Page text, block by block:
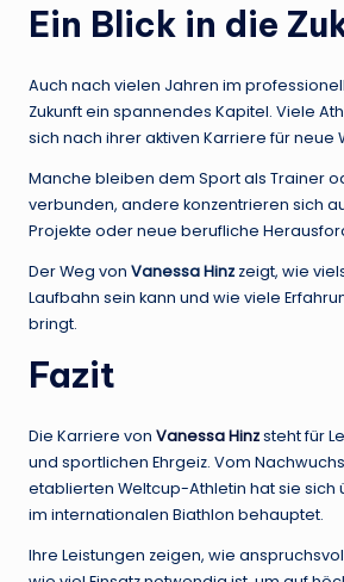
Ein Blick in die
Auch nach vielen Jahren im
Zukunft ein spannendes Kapitel. Viele
sich nach ihrer aktiven Karriere für neue
Manche bleiben dem Sport als Trainer
verbunden, andere konzentrieren sich
Projekte oder neue berufliche
Der Weg von Vanessa Hinz zeigt, wie
Laufbahn sein kann und wie viele
bringt.
Fazit
Die Karriere von Vanessa Hinzsteht für
und sportlichen Ehrgeiz. Vom
etablierten Weltcup-Athletin hat sie sich
im internationalen Biathlon behauptet.
Ihre Leistungen zeigen, wie